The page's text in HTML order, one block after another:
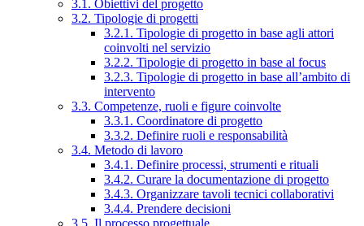
3.1. Obiettivi del progetto
3.2. Tipologie di progetti
3.2.1. Tipologie di progetto in base agli attori
coinvolti nel servizio
3.2.2. Tipologie di progetto in base al focus
3.2.3. Tipologie di progetto in base all’ambito di
intervento
3.3. Competenze, ruoli e figure coinvolte
3.3.1. Coordinatore di progetto
3.3.2. Definire ruoli e responsabilità
3.4. Metodo di lavoro
3.4.1. Definire processi, strumenti e rituali
3.4.2. Curare la documentazione di progetto
3.4.3. Organizzare tavoli tecnici collaborativi
3.4.4. Prendere decisioni
3.5. Il processo progettuale